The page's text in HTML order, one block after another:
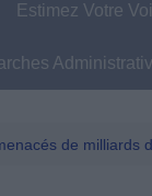
Estimez Votre
De Conduire
de milliards